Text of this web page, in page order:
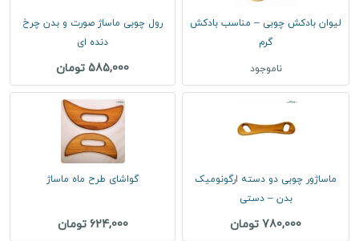
لیوان بادکش چوبی – مناسب بادکش
گرم
ناموجود
رول چوبی ماساژ صورت و بدن چرخ
دنده ای
585,000 تومان
ماساژور چوبی دو دسته ارگونومیک
بدن – دستی
780,000 تومان
گواشای طرح ماه ماساژ
624,000 تومان